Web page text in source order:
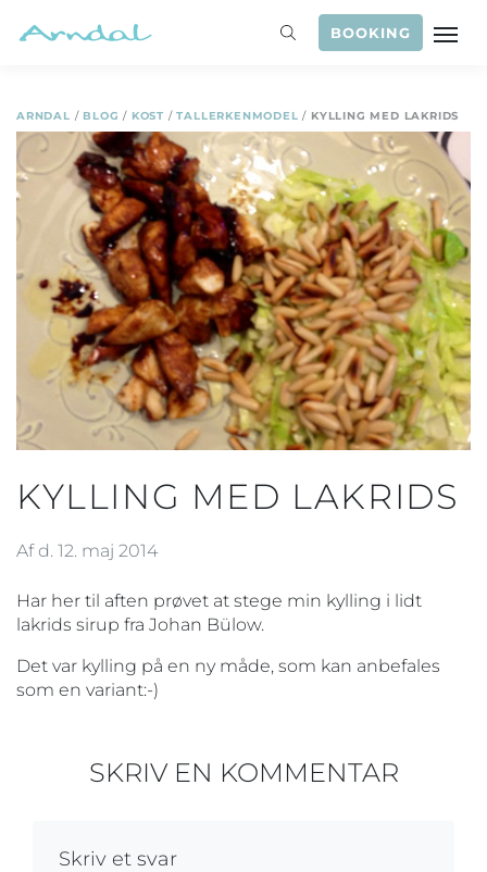
BOOKING
ARNDAL / BLOG / KOST /TALLERKENMODEL / KYLLING MED LAKRIDS
KYLLING MED LAKRIDS
Af d. 12. maj 2014
Har her til aften prøvet at stege min kylling i lidt
lakrids sirup fra Johan Bülow.
Det var kylling på en ny måde, som kan anbefales
som en variant:-)
SKRIV EN KOMMENTAR
Skriv et svar